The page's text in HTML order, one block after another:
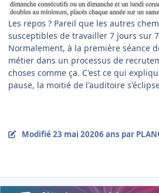
Les repos ? Pareil que les autres
susceptibles de travailler 7 jours sur
Normalement, à la première séance
métier dans un processus de
choses comme ça. C'est ce qui
pause, la moitié de l'auditoire
Modifié23 mai 20206 ans par